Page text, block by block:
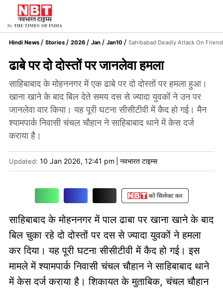
Hindi News Stories 2026 Jan Jan10 Sahibabad Deadly Attack On
ढाबे पर दो दोस्तों पर जानलेवा हमला
साहिबाबाद के मोहननगर में एक ढाबे पर दो दोस्तों पर हमला हुआ।
खाना खाने के बाद बिल देते समय दस से ज्यादा युवकों ने उन पर
जानलेवा वार किया। यह पूरी घटना सीसीटीवी में कैद हो गई। मैन
श्यामपार्क निवासी चंचल चौहान ने साहिबाबाद थाने में केस दर्ज
कराया है।
Updated: 10 Jan 2026, 12:41 pm नवभारत टाइम्स
साहिबाबाद के मोहननगर में पाल ढाबा पर खाना खाने के बाद
बिल चुका रहे दो दोस्तों पर दस से ज्यादा युवकों ने हमला
कर दिया। यह पूरी घटना सीसीटीवी में कैद हो गई। इस
मामले में श्यामपार्क निवासी चंचल चौहान ने साहिबाबाद थाने
में केस दर्ज कराया है। शिकायत के मुताबिक, चंचल चौहान